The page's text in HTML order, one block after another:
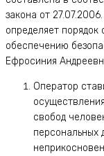
закона от
определяет
обеспечению
Ефросиния
Оператор
свобод
персональных